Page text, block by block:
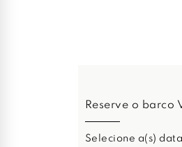
Reserve o barco
Selecione a(s)